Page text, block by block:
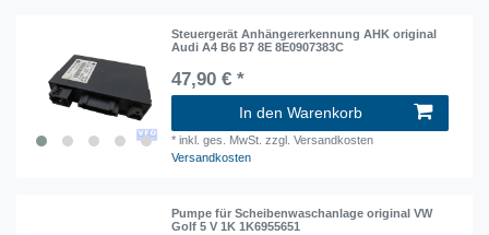
Steuergerät Anhängererkennung AHK original
Audi A4 B6 B7 8E 8E0907383C
47,90 € *
In den Warenkorb
*inkl. ges. MwSt. zzgl. Versandkosten
Versandkosten
Pumpe für Scheibenwaschanlage original VW
Golf 5 V 1K 1K6955651